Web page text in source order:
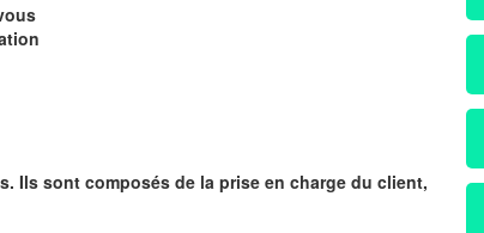
Ils sont composés de la prise en charge du client,